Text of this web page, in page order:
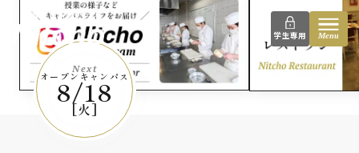
日本調理技術専門学校
学生専用
Menu
instagram
Next
オープンキャンパス
8/18
[火]